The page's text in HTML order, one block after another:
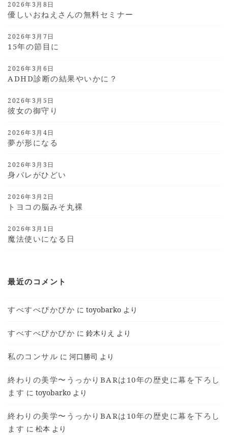
2026年3月8日
優しいおねえさんの無料セミナー
2026年3月7日
15年の節目に
2026年3月6日
ADHD診断の結果やいかに？
2026年3月5日
彼女の御守り
2026年3月4日
夢が形になる
2026年3月3日
身バレがひどい
2026年3月2日
トヨコの脳みそ丸裸
2026年3月1日
魔法使いになる日
最近のコメント
すべすべぴかぴか にtoyobarko より
すべすべぴかぴか に鈴木りえ より
私のコンサル に河口勝司 より
終わりの美学〜うっかりBARは10年の歴史に幕を下ろし
ます にtoyobarko より
終わりの美学〜うっかりBARは10年の歴史に幕を下ろし
ます に松本 より